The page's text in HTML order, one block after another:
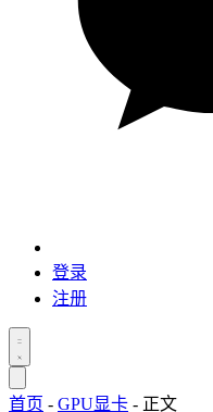
登录
注册
首页 - GPU显卡 - 正文